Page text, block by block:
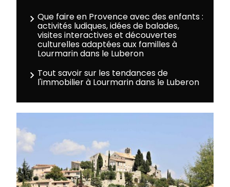
Que faire en Provence avec des enfants :
activités ludiques, idées de balades,
visites interactives et découvertes
culturelles adaptées aux familles à
Lourmarin dans le Luberon
Tout savoir sur les tendances de
l'immobilier à Lourmarin dans le Luberon